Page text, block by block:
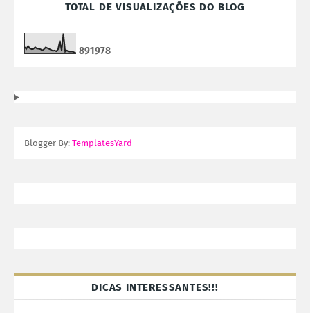
TOTAL DE VISUALIZAÇÕES DO BLOG
891978
Blogger By: TemplatesYard
DICAS INTERESSANTES!!!